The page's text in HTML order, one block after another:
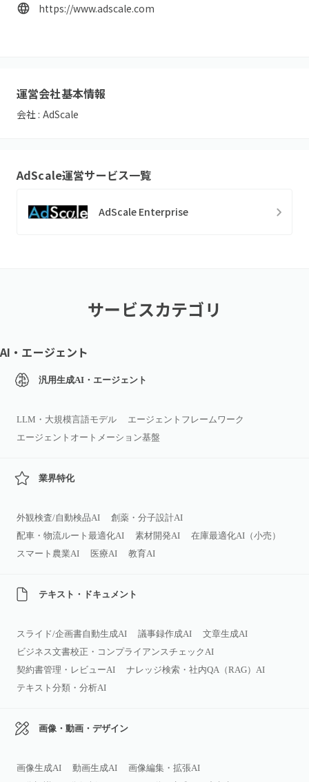
https://www.adscale.com
運営会社基本情報
会社 : AdScale
AdScale運営サービス一覧
AdScale Enterprise
サービスカテゴリ
AI・エージェント
汎用生成AI・エージェント
LLM・大規模言語モデル
エージェントフレームワーク
エージェントオートメーション基盤
業界特化
外観検査/自動検品AI
創薬・分子設計AI
配車・物流ルート最適化AI
素材開発AI
在庫最適化AI（小売）
スマート農業AI
医療AI 教育AI
テキスト・ドキュメント
スライド/企画書自動生成AI 議事録作成AI
文章生成AI
ビジネス文書校正・コンプライアンスチェックAI
契約書管理・レビューAI
ナレッジ検索・社内QA（RAG）AI
テキスト分類・分析AI
画像・動画・デザイン
画像生成AI 動画生成AI
画像編集・拡張AI